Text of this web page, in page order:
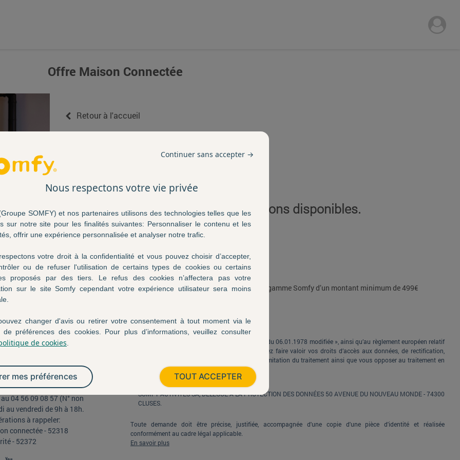
Offre Maison Connectée
Retour à l'accueil
Plus que participations disponibles.
Détails de l'offre
Une TaHoma ® switch est offerte pour l’achat de produits de la gamme Somfy d’un montant minimum de 499€
footer_link Vous souhaitez
offres promotionnelles,
04 56 09 08 57 (N° non
au vendredi de 9h à 18h.
à rappeler:
connectée - 52318
- 52372
Conformément à la Loi « Informatique et Libertés du 06.01.1978 modifiée », ainsi qu’au règlement européen relatif
à la protection des données (RGPD), vous pouvez faire valoir vos droits d’accès aux données, de rectification,
d’effacement, de portabilité de transmission, de limitation du traitement ainsi que vous opposer au traitement en
formulant votre demande à l’adresse suivante :
SOMFY ACTIVITÉS SA, DÉLÉGUÉ À LA PROTECTION DES DONNÉES 50 AVENUE DU NOUVEAU MONDE - 74300
CLUSES.
Toute demande doit être précise, justifiée, accompagnée d'une copie d'une pièce d'identité et réalisée
conformément au cadre légal applicable.
En savoir plus
Nous respectons votre vie privée
SOMFY) et nos partenaires utilisons des technologies telles que les
sur notre site pour les finalités suivantes: Personnaliser le contenu et les
offrir une expérience personnalisée et analyser notre trafic.
votre droit à la confidentialité et vous pouvez choisir d’accepter,
ou de refuser l'utilisation de certains types de cookies ou certains
proposés par des tiers. Le refus des cookies n’affectera pas votre
sur le site Somfy cependant votre expérience utilisateur sera moins
changer d'avis ou retirer votre consentement à tout moment via le
de préférences des cookies. Pour plus d’informations, veuillez consulter
de cookies
Continuer sans accepter →
TOUT ACCEPTER
mes préférences